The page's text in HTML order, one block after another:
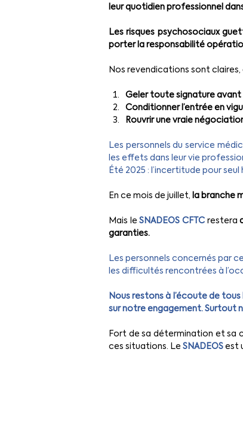
leur quotidien professionnel
Les risques psychosociaux
porter la responsabilité
Nos revendications sont
Geler toute signature avant
Conditionner l’entrée en
Rouvrir une vraie
Les personnels du service
les effets dans leur vie
Été 2025 : l’incertitude pour seul
En ce mois de juillet, la branche
Mais le SNADEOS CFTC restera
garanties.
Les personnels concernés par
les difficultés rencontrées à
Nous restons à l’écoute de
sur notre engagement. Surtout
Fort de sa détermination et sa
ces situations. Le SNADEOS est